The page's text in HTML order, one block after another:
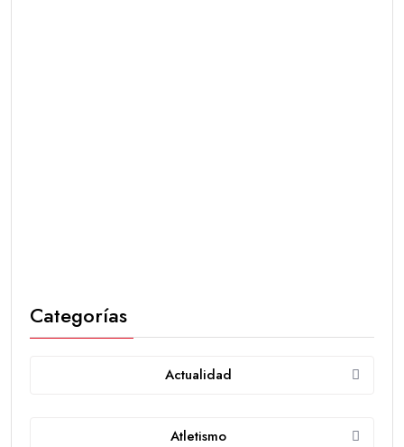
Categorías
Actualidad
Atletismo